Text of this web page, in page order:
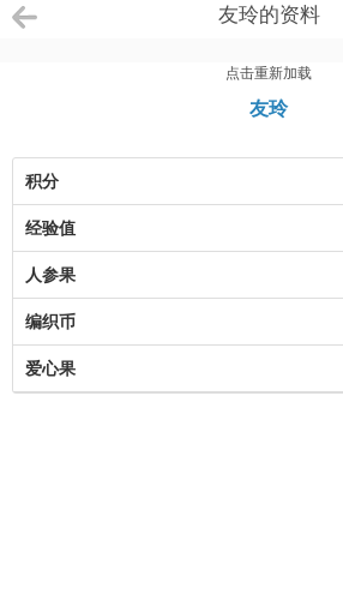
友玲的资料
点击重新加载
友玲
积分
经验值
人参果
编织币
爱心果